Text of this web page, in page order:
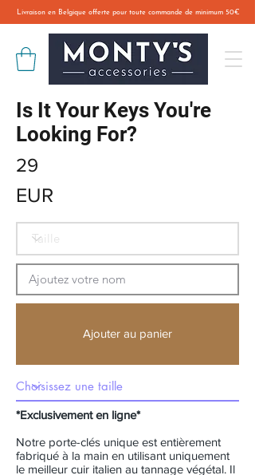
Livraison en Belgique offerte pour toute commande de minimum 50€
Is It Your Keys You're
Looking For?
29
EUR
Ajouter au panier
*Exclusivement en ligne*
Notre porte-clés unique est entièrement
fabriqué à la main en utilisant uniquement
le meilleur cuir italien au tannage végétal. Il